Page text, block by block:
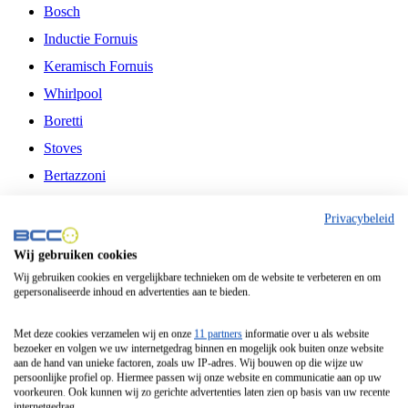
Bosch
Inductie Fornuis
Keramisch Fornuis
Whirlpool
Boretti
Stoves
Bertazzoni
Fitelli
Airfryer
Frituurpan
Contactgrill
Broodbakmachine
Broodrooster
Privacybeleid
Wij gebruiken cookies
Wij gebruiken cookies en vergelijkbare technieken om de website te verbeteren en om
gepersonaliseerde inhoud en advertenties aan te bieden.
Met deze cookies verzamelen wij en onze 11 partners informatie over u als website
bezoeker en volgen we uw internetgedrag binnen en mogelijk ook buiten onze website
aan de hand van unieke factoren, zoals uw IP-adres. Wij bouwen op die wijze uw
persoonlijke profiel op. Hiermee passen wij onze website en communicatie aan op uw
voorkeuren. Ook kunnen wij zo gerichte advertenties laten zien op basis van uw recente